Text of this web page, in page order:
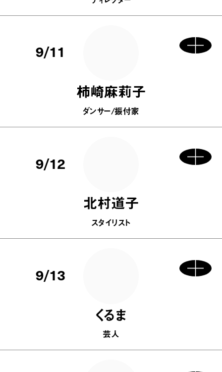
9/11
柿崎麻莉子
ダンサー/振付家
9/12
北村道子
スタイリスト
9/13
くるま
芸人